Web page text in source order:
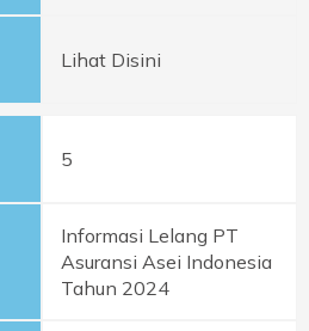
Lihat Disini
5
Informasi Lelang PT
Asuransi Asei Indonesia
Tahun 2024